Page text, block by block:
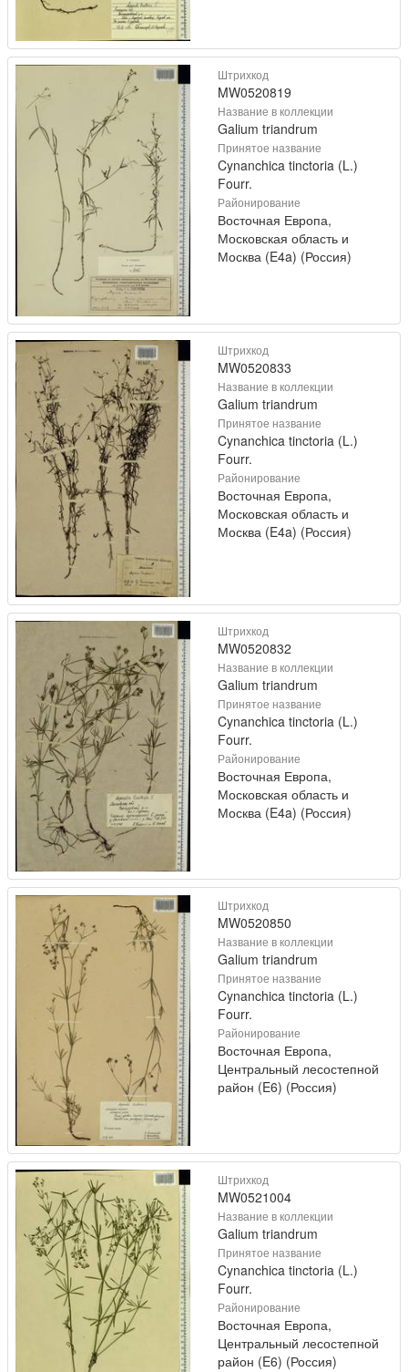
Штрихкод
MW0520819
Название в коллекции
Galium triandrum
Принятое название
Cynanchica tinctoria (L.)
Fourr.
Районирование
Восточная Европа,
Московская область и
Москва (E4a) (Россия)
Штрихкод
MW0520833
Название в коллекции
Galium triandrum
Принятое название
Cynanchica tinctoria (L.)
Fourr.
Районирование
Восточная Европа,
Московская область и
Москва (E4a) (Россия)
Штрихкод
MW0520832
Название в коллекции
Galium triandrum
Принятое название
Cynanchica tinctoria (L.)
Fourr.
Районирование
Восточная Европа,
Московская область и
Москва (E4a) (Россия)
Штрихкод
MW0520850
Название в коллекции
Galium triandrum
Принятое название
Cynanchica tinctoria (L.)
Fourr.
Районирование
Восточная Европа,
Центральный лесостепной
район (E6) (Россия)
Штрихкод
MW0521004
Название в коллекции
Galium triandrum
Принятое название
Cynanchica tinctoria (L.)
Fourr.
Районирование
Восточная Европа,
Центральный лесостепной
район (E6) (Россия)